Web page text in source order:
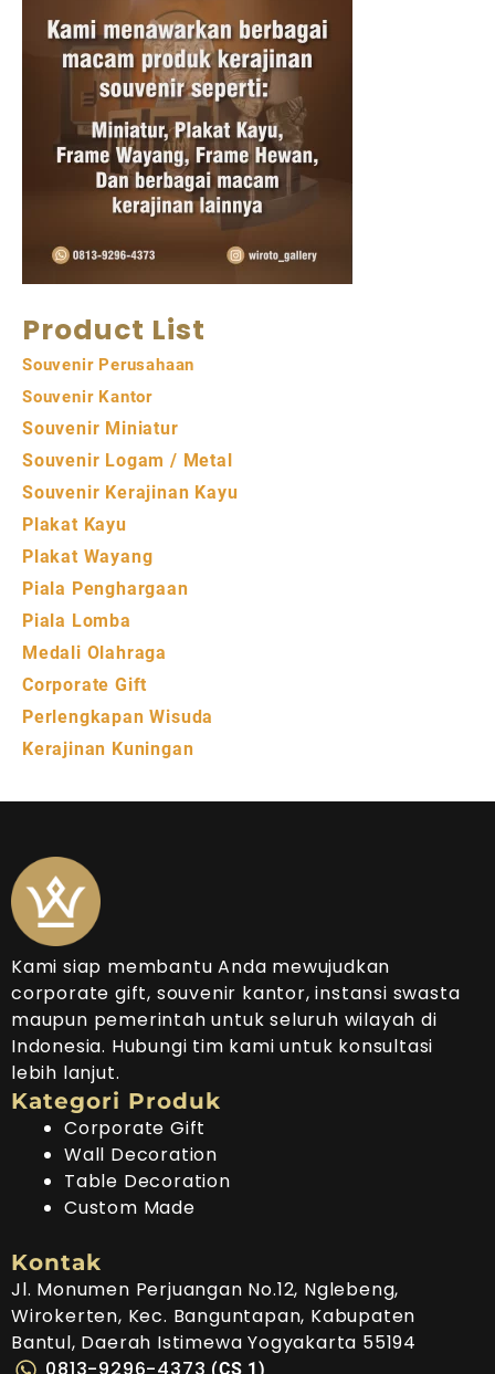
Product List
Souvenir Perusahaan
Souvenir Kantor
Souvenir Miniatur
Souvenir Logam / Metal
Souvenir Kerajinan Kayu
Plakat Kayu
Plakat Wayang
Piala Penghargaan
Piala Lomba
Medali Olahraga
Corporate Gift
Perlengkapan Wisuda
Kerajinan Kuningan
Kami siap membantu Anda mewujudkan
corporate gift, souvenir kantor, instansi swasta
maupun pemerintah untuk seluruh wilayah di
Indonesia. Hubungi tim kami untuk konsultasi
lebih lanjut.
Kategori Produk
Corporate Gift
Wall Decoration
Table Decoration
Custom Made
Kontak
Jl. Monumen Perjuangan No.12, Nglebeng,
Wirokerten, Kec. Banguntapan, Kabupaten
Bantul, Daerah Istimewa Yogyakarta 55194
(CS 1)